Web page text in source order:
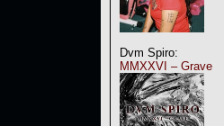
Dvm Spiro:
MMXXVI – Grave